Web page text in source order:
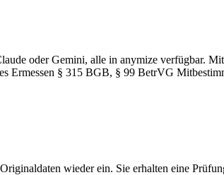
oder Gemini, alle in anymize verfügbar.
Ermessen § 315 BGB, § 99 BetrVG
wieder ein. Sie erhalten eine